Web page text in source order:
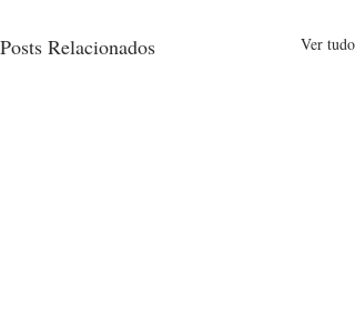
Posts Relacionados Ver tudo